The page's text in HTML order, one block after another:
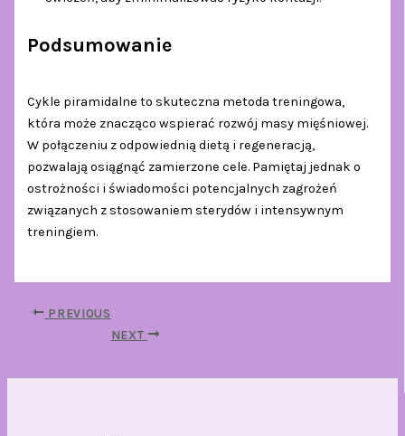
Podsumowanie
Cykle piramidalne to skuteczna metoda treningowa,
która może znacząco wspierać rozwój masy mięśniowej.
W połączeniu z odpowiednią dietą i regeneracją,
pozwalają osiągnąć zamierzone cele. Pamiętaj jednak o
ostrożności i świadomości potencjalnych zagrożeń
związanych z stosowaniem sterydów i intensywnym
treningiem.
PREVIOUS
NEXT